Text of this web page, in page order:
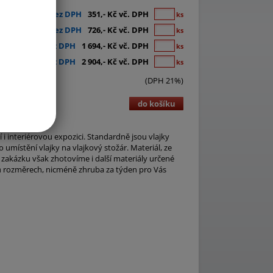
290,- Kč bez DPH 351,- Kč vč. DPH ks
600,- Kč bez DPH 726,- Kč vč. DPH ks
1 400,- Kč bez DPH 1 694,- Kč vč. DPH ks
2 400,- Kč bez DPH 2 904,- Kč vč. DPH ks
(DPH 21%)
do košíku
interiérovou expozici. Standardně jsou vlajky
vlajky na vlajkový stožár. Materiál, ze
však zhotovíme i další materiály určené
nicméně zhruba za týden pro Vás